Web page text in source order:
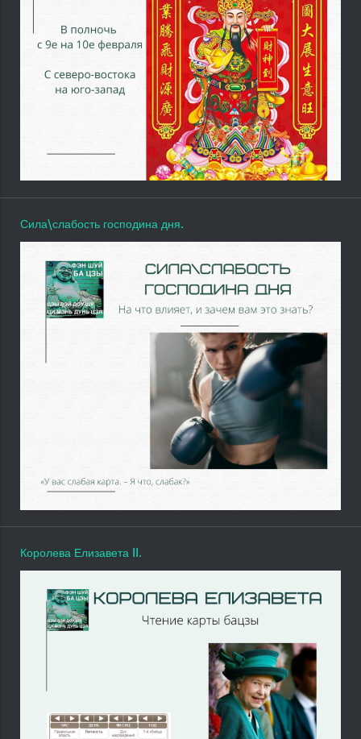
Сила\слабость господина дня.
Королева Елизавета II.